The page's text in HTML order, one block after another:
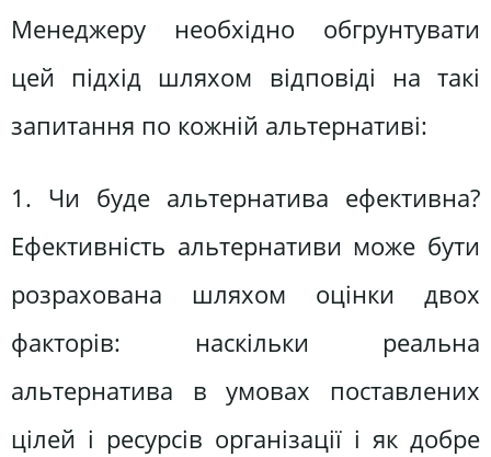
Менеджеру необхідно обгрунтувати
цей підхід шляхом відповіді на такі
запитання по кожній альтернативі:
1. Чи буде альтернатива ефективна?
Ефективність альтернативи може бути
розрахована шляхом оцінки двох
факторів: наскільки реальна
альтернатива в умовах поставлених
цілей і ресурсів організації і як добре